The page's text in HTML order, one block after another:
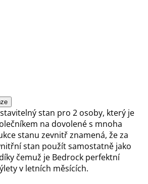
stan pro 2 osoby, který je
na dovolené s mnoha
stanu zevnitř znamená, že za
stan použít samostatně jako
čemuž je Bedrock perfektní
v letních měsících.